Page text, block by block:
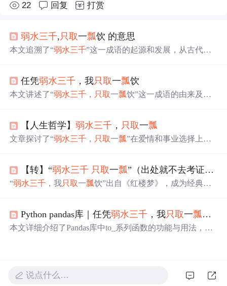
22 回复 打赏
弱水三千, 只取一瓢饮 的意思
本文追溯了“弱水三千”这一成语的起源和发展，从古代文
任凭弱水三千 ，我只取一瓢饮
本文讲述了“弱水三千 ， 只取一瓢饮”这一成语的由来及其
【人生哲学】弱水三千 ， 只取一瓢
文章探讨了“弱水三千 ， 只取一瓢”在爱情和事业选择上的
最后指出ChatGPT是21世纪重大发明之一。
【转】“弱水三千 只取一瓢”（出处就不去考证了）
“弱水三千 ，我只取一瓢饮”出自《红楼梦》，成为经典的
Python pandas库｜任凭弱水三千 ，我只取一瓢饮（
本文详细介绍了Pandas库中to_系列函数的功能与用法，包
说点什么…